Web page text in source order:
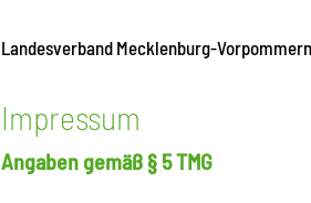
Landesverband Mecklenburg-Vorpommern
Impressum
Angaben gemäß § 5 TMG